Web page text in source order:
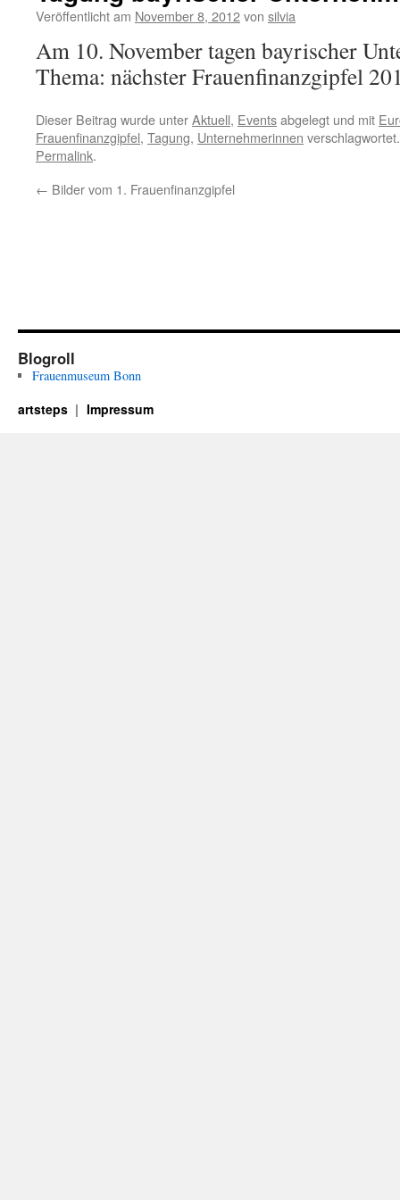
Veröffentlicht am November 8, 2012von silvia
Am 10. November tagen bayrischer
Thema: nächster Frauenfinanzgipfel
Dieser Beitrag wurde unterAktuell, Eventsabgelegt und mit
Frauenfinanzgipfel, Tagung, Unternehmerinnen
Permalink.
← Bilder vom 1. Frauenfinanzgipfel
Blogroll
Frauenmuseum Bonn
artsteps Impressum